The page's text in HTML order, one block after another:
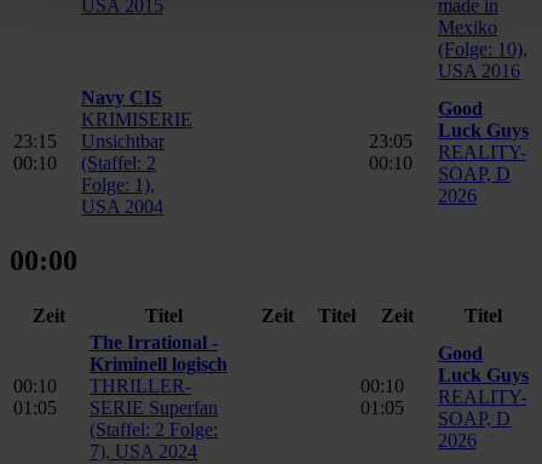
USA 2015
made in
Mexiko
(Folge: 10),
USA 2016
23:15
00:10
Navy CIS
KRIMISERIE
Unsichtbar
(Staffel: 2
Folge: 1),
USA 2004
23:05
00:10
Good
Luck Guys
REALITY-
SOAP, D
2026
00:00
Zeit Titel Zeit Titel Zeit Titel
00:10
01:05
The Irrational -
Kriminell logisch
THRILLER-
SERIE Superfan
(Staffel: 2 Folge:
7), USA 2024
00:10
01:05
Good
Luck Guys
REALITY-
SOAP, D
2026